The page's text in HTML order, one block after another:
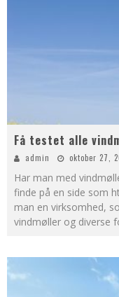
Få testet alle
admin oktober 27,
Har man med
finde på en side som
man en virksomhed,
vindmøller og diverse